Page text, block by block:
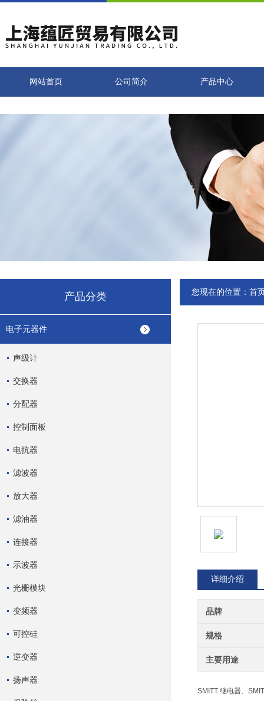
网站首页 公司简介 产品中心
产品分类
电子元器件
声级计
交换器
分配器
控制面板
电抗器
滤波器
放大器
滤油器
连接器
示波器
光栅模块
变频器
可控硅
逆变器
扬声器
您现在的位置： 首
详细介绍
品牌
规格
主要用途
SMITT 继电器、